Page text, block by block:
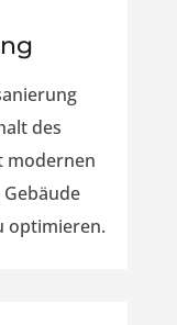
des
modernen
optimieren.